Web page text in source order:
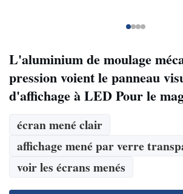
L'aluminium de moulage
pression voient le panneau
d'affichage à LED Pour le
écran mené clair
affichage mené par verre
voir les écrans menés